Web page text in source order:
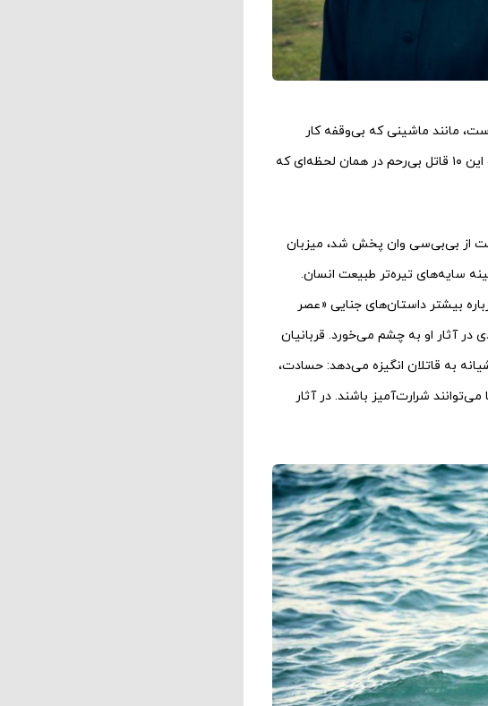
مانند ماشینی که بی‌وقفه کار
می‌کند، بدون توجه به خواسته‌های پیچ‌ها و مهره‌‌هایی که آن را ساخته‌اند. سرنوشت این ۱۰ قاتل بی‌رحم در همان لحظه‌ای که
«هیچ‌کدام باقی نماندند» که دسامبر ۲۰۱۵ در سه قسمت از بی‌بی‌سی وان پخش شد، میزبان
سایه‌های تیره‌تر طبیعت انسان.
بیشتر داستان‌های جنایی «عصر
در آثار او به چشم می‌خورد. قربانیان
به قاتلان انگیزه می‌دهد: حسادت،
شرارت‌آمیز باشند. در آثار